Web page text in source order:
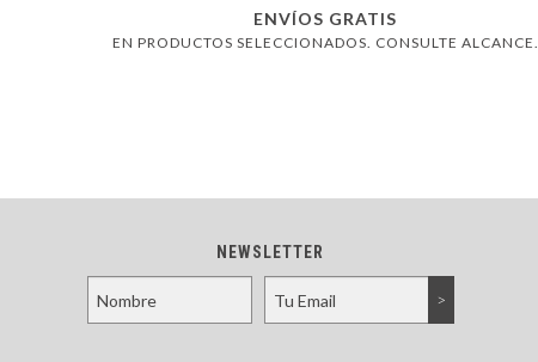
ENVÍOS GRATIS
EN PRODUCTOS SELECCIONADOS. CONSULTE ALCANCE.
NEWSLETTER